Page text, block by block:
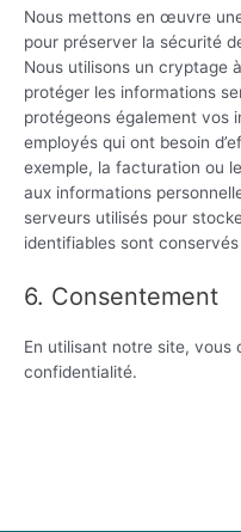
Nous mettons en œuvre
pour préserver la sécurité
Nous utilisons un cryptage
protéger les informations
protégeons également vos
employés qui ont besoin
exemple, la facturation ou
aux informations
serveurs utilisés pour
identifiables sont
6. Consentement
En utilisant notre site, vous
confidentialité.